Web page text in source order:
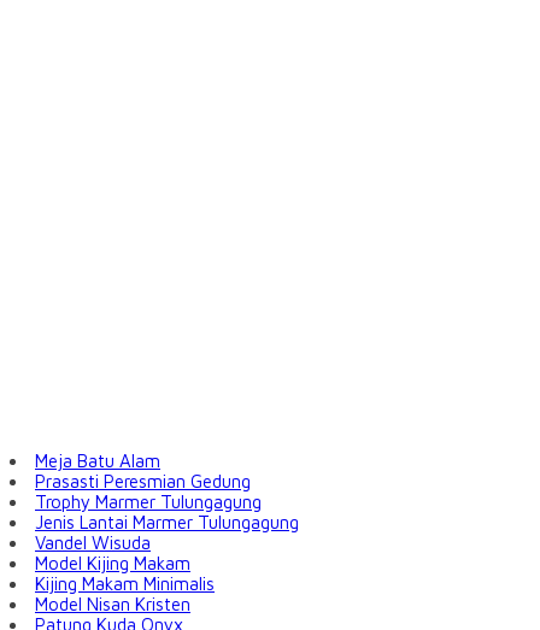
Meja Batu Alam
Prasasti Peresmian Gedung
Trophy Marmer Tulungagung
Jenis Lantai Marmer Tulungagung
Vandel Wisuda
Model Kijing Makam
Kijing Makam Minimalis
Model Nisan Kristen
Patung Kuda Onyx